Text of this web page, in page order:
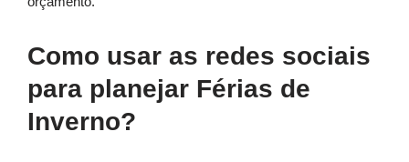
Como usar as redes sociais
para planejar Férias de
Inverno?